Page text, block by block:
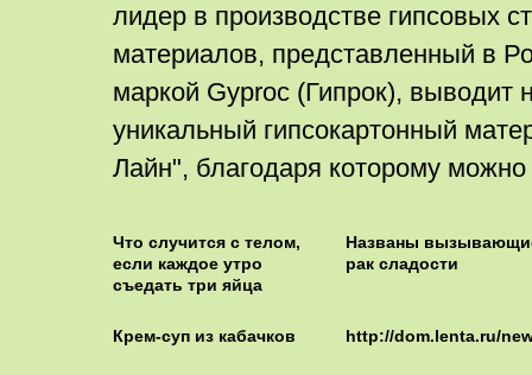
лидер в производстве гипсовых
материалов, представленный в
маркой Gyproc (Гипрок), выводит
уникальный гипсокартонный
Лайн", благодаря которому можно
Что случится с телом,
если каждое утро
съедать три яйца
Названы
рак сладости
Крем-суп из кабачков http://dom.lenta.ru/